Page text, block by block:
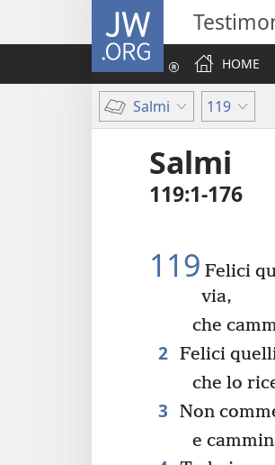
JW.ORG
HOME
Salmi 119
Salmi
119:1-176
119 Felici
via,
che
2 Felici
che lo
3
Non
e